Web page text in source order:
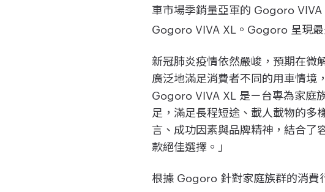
車市場季銷量亞軍的 Gogoro
Gogoro VIVA XL。Gogoro 呈現
新冠肺炎疫情依然嚴峻，預期在微
廣泛地滿足消費者不同的用車情
Gogoro VIVA XL 是ㄧ台專為家庭
足，滿足長程短途、載人載物的
言、成功因素與品牌精神，結合了
款絕佳選擇。」
根據 Gogoro 針對家庭族群的消費